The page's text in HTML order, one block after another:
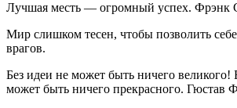
Лучшая месть — огромный успех. Фрэнк
Мир слишком тесен, чтобы позволить
врагов.
Без идеи не может быть ничего великого!
может быть ничего прекрасного. Гюстав